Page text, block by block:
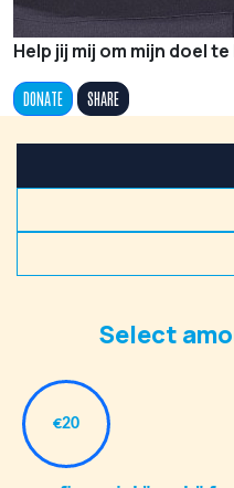
Help jij mij om mijn doel
DONATE SHARE
Select
€20